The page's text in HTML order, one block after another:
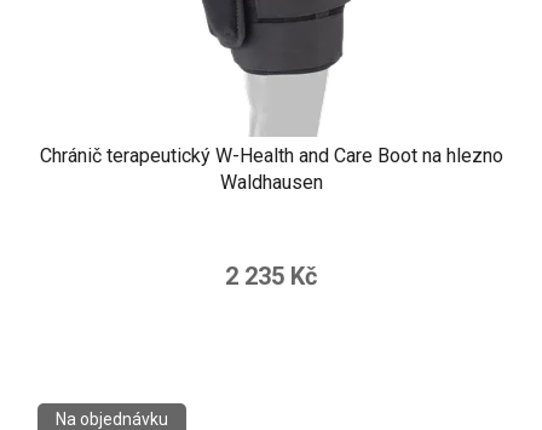
Chránič terapeutický W-Health and Care Boot na hlezno
Waldhausen
2 235 Kč
Na objednávku